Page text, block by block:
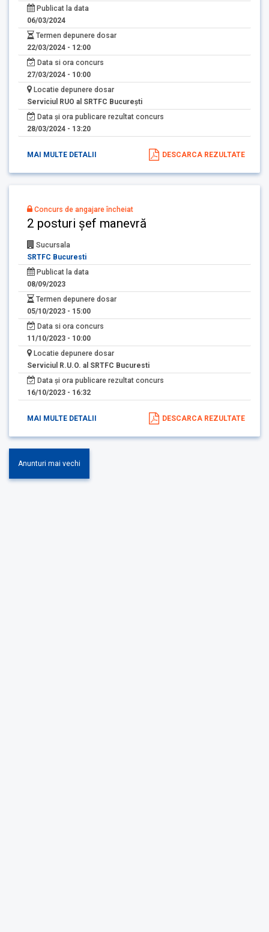
Publicat la data
06/03/2024
Termen depunere dosar
22/03/2024 - 12:00
Data si ora concurs
27/03/2024 - 10:00
Locatie depunere dosar
Serviciul RUO al SRTFC București
Data și ora publicare rezultat concurs
28/03/2024 - 13:20
MAI MULTE DETALII DESCARCA REZULTATE
Concurs de angajare încheiat
2 posturi șef manevră
Sucursala
SRTFC Bucuresti
Publicat la data
08/09/2023
Termen depunere dosar
05/10/2023 - 15:00
Data si ora concurs
11/10/2023 - 10:00
Locatie depunere dosar
Serviciul R.U.O. al SRTFC Bucuresti
Data și ora publicare rezultat concurs
16/10/2023 - 16:32
MAI MULTE DETALII DESCARCA REZULTATE
Anunturi mai vechi